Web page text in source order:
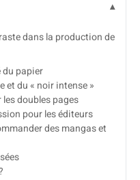
dans la production de
du papier
et du « noir intense »
doubles pages
pour les éditeurs
des mangas et